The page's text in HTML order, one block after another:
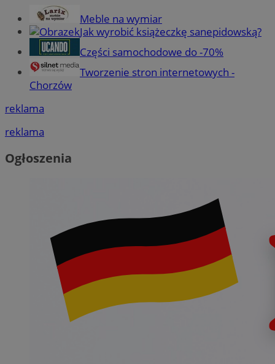
Meble na wymiar
Jak wyrobić książeczkę sanepidowską?
Części samochodowe do -70%
Tworzenie stron internetowych -
Chorzów
reklama
reklama
Ogłoszenia